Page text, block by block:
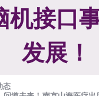
机接口
发展！
态